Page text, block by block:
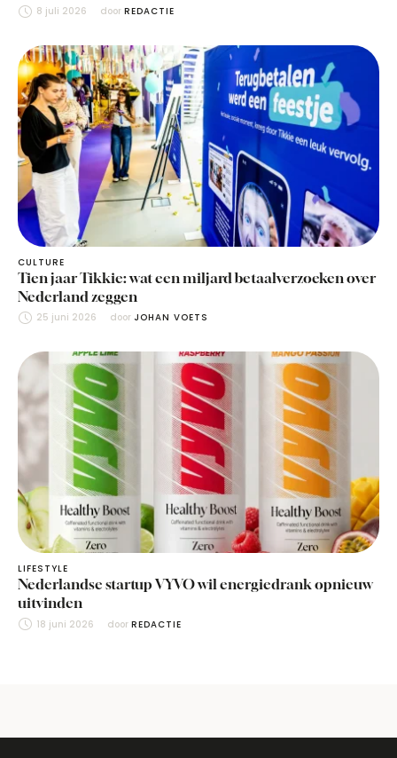
8 juli 2026 door REDACTIE
CULTURE
Tien jaar Tikkie: wat een miljard betaalverzoeken over
Nederland zeggen
25 juni 2026 door JOHAN VOETS
LIFESTYLE
Nederlandse startup VYVO wil energiedrank opnieuw
uitvinden
18 juni 2026 door REDACTIE